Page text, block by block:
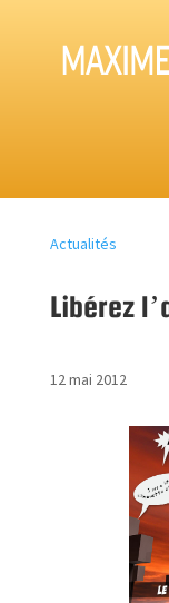
Actualités
Libérez
12 mai 2012